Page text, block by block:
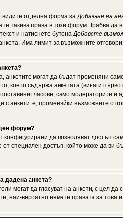
видите отделна форма заДобавяне на
такива права в този форум. Трябва да
и натиснете бутонаДобавете
Има лимит за възможните
могат да бъдат променяни
което съдържа анкетата (винаги
гласове, само модераторите и
с анкетите, променяйки възможните
форум?
да позволяват достъп
специален достъп, който може да ви
дадена анкета?
могат да гласуват на анкети, с цел
най-вероятно нямате правата за това